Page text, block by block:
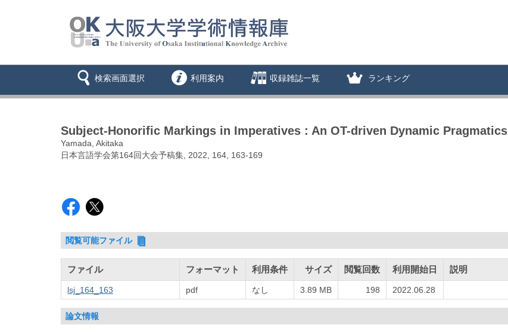
検索画面選択 利用案内 収録雑誌一覧 ランキング
Subject-Honorific Markings in Imperatives : An OT-driven Dynamic Pragmatics
Yamada, Akitaka
日本言語学会第164回大会予稿集, 2022, 164, 163-169
閲覧可能ファイル
ファイル フォーマット 利用条件 サイズ 閲覧回数 利用開始日 説明
lsj_164_163 pdf なし 3.89 MB 198 2022.06.28
論文情報